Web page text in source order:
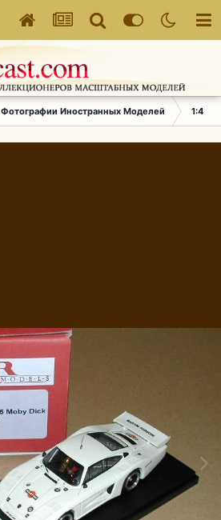
Фотографии Иностранных Моделей 1:43